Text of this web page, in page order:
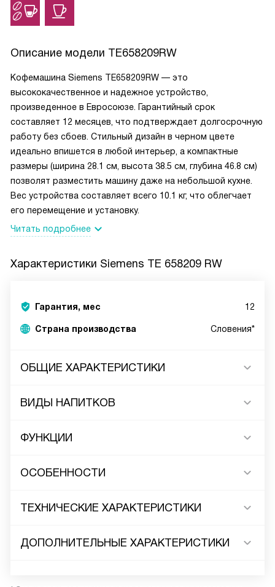
Описание модели TE658209RW
Кофемашина Siemens TE658209RW — это
высококачественное и надежное устройство,
произведенное в Евросоюзе. Гарантийный срок
составляет 12 месяцев, что подтверждает долгосрочную
работу без сбоев. Стильный дизайн в черном цвете
идеально впишется в любой интерьер, а компактные
размеры (ширина 28.1 см, высота 38.5 см, глубина 46.8 см)
позволят разместить машину даже на небольшой кухне.
Вес устройства составляет всего 10.1 кг, что облегчает
его перемещение и установку.
Читать подробнее
Характеристики Siemens TE 658209 RW
Гарантия, мес 12
Страна производства Словения*
ОБЩИЕ ХАРАКТЕРИСТИКИ
ВИДЫ НАПИТКОВ
ФУНКЦИИ
ОСОБЕННОСТИ
ТЕХНИЧЕСКИЕ ХАРАКТЕРИСТИКИ
ДОПОЛНИТЕЛЬНЫЕ ХАРАКТЕРИСТИКИ